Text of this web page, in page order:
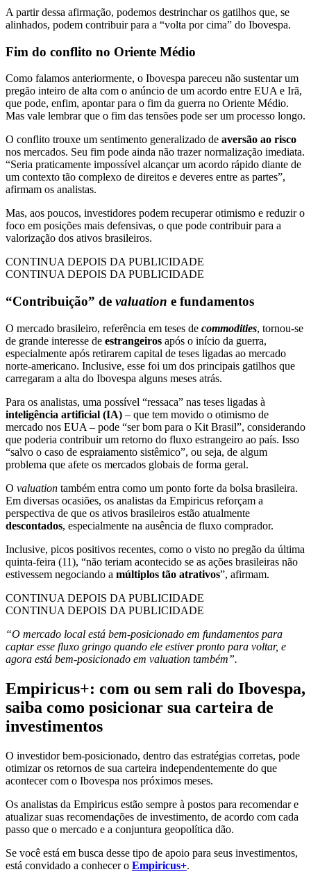
A partir dessa afirmação, podemos destrinchar os gatilhos que, se
alinhados, podem contribuir para a “volta por cima” do Ibovespa.
Fim do conflito no Oriente Médio
Como falamos anteriormente, o Ibovespa pareceu não sustentar um
pregão inteiro de alta com o anúncio de um acordo entre EUA e Irã,
que pode, enfim, apontar para o fim da guerra no Oriente Médio.
Mas vale lembrar que o fim das tensões pode ser um processo longo.
O conflito trouxe um sentimento generalizado de aversão ao risco
nos mercados. Seu fim pode ainda não trazer normalização imediata.
“Seria praticamente impossível alcançar um acordo rápido diante de
um contexto tão complexo de direitos e deveres entre as partes”,
afirmam os analistas.
Mas, aos poucos, investidores podem recuperar otimismo e reduzir o
foco em posições mais defensivas, o que pode contribuir para a
valorização dos ativos brasileiros.
CONTINUA DEPOIS DA PUBLICIDADE
CONTINUA DEPOIS DA PUBLICIDADE
“Contribuição” de valuation e fundamentos
O mercado brasileiro, referência em teses de commodities, tornou-se
de grande interesse de estrangeiros após o início da guerra,
especialmente após retirarem capital de teses ligadas ao mercado
norte-americano. Inclusive, esse foi um dos principais gatilhos que
carregaram a alta do Ibovespa alguns meses atrás.
Para os analistas, uma possível “ressaca” nas teses ligadas à
inteligência artificial (IA) – que tem movido o otimismo de
mercado nos EUA – pode “ser bom para o Kit Brasil”, considerando
que poderia contribuir um retorno do fluxo estrangeiro ao país. Isso
“salvo o caso de espraiamento sistêmico”, ou seja, de algum
problema que afete os mercados globais de forma geral.
O valuation também entra como um ponto forte da bolsa brasileira.
Em diversas ocasiões, os analistas da Empiricus reforçam a
perspectiva de que os ativos brasileiros estão atualmente
descontados, especialmente na ausência de fluxo comprador.
Inclusive, picos positivos recentes, como o visto no pregão da última
quinta-feira (11), “não teriam acontecido se as ações brasileiras não
estivessem negociando a múltiplos tão atrativos”, afirmam.
CONTINUA DEPOIS DA PUBLICIDADE
CONTINUA DEPOIS DA PUBLICIDADE
“O mercado local está bem-posicionado em fundamentos para
captar esse fluxo gringo quando ele estiver pronto para voltar, e
agora está bem-posicionado em valuation também”.
Empiricus+: com ou sem rali do Ibovespa,
saiba como posicionar sua carteira de
investimentos
O investidor bem-posicionado, dentro das estratégias corretas, pode
otimizar os retornos de sua carteira independentemente do que
acontecer com o Ibovespa nos próximos meses.
Os analistas da Empiricus estão sempre à postos para recomendar e
atualizar suas recomendações de investimento, de acordo com cada
passo que o mercado e a conjuntura geopolítica dão.
Se você está em busca desse tipo de apoio para seus investimentos,
está convidado a conhecer o Empiricus+.